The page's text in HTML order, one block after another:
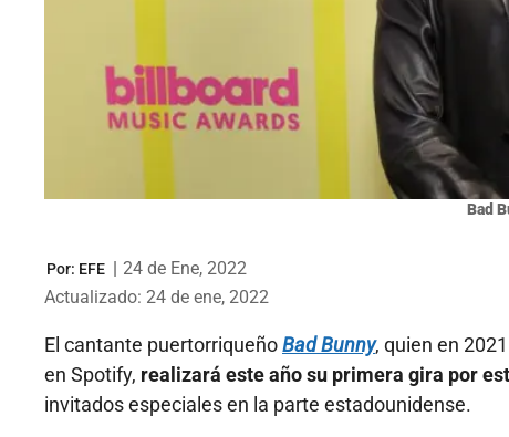
Bad
Por: EFE | 24 de Ene, 2022
Actualizado: 24 de ene, 2022
El cantante puertorriqueñoBad Bunny, quien en
en Spotify, realizará este año su primera gira por
invitados especiales en la parte estadounidense.